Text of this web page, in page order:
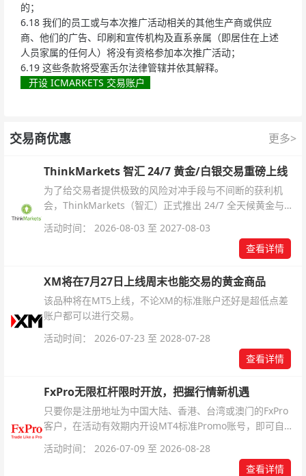
的；
6.18 我们的员工或与本次推广活动相关的其他生产商或供应
商、他们的广告、印刷和宣传机构及直系亲属（即居住在上述
人员家属的任何人）将没有资格参加本次推广活动；
6.19 这些条款将受塞舌尔法律管辖并依其解释。
开设 ICMARKETS 交易账户
交易商优惠 更多>
ThinkMarkets 智汇 24/7 黄金/白银交易重磅上线
为了给交易者提供极致的风险对冲手段与不间断的获利机
会，ThinkMarkets（智汇）正式推出 24/7 全天候黄金与白
杆配置、支持软件及交易细则。
活动时间： 2026-08-03 至 2027-08-03
查看详情
XM将在7月27日上线周末也能交易的黄金商品
该品种将在MT5上线，不论XM的标准账户还好是超低点差
账户都可以进行交易。
活动时间： 2026-07-23 至 2028-07-28
查看详情
FxPro无限杠杆限时开放，把握行情新机遇
只要你是注册地址为中国大陆、香港、台湾或澳门的FxPro
客户，在活动有效期内开设MT4标准Promo账号，即可自动
活动时间： 2026-07-09 至 2026-08-28
查看详情